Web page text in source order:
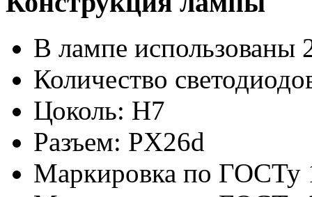
В лампе использованы
Количество
Цоколь: H7
Разъем: PX26d
Маркировка по ГОСТу